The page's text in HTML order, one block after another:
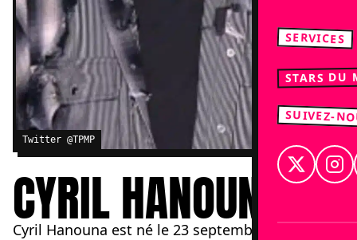
SERVICES
STARS DU
SUIVEZ-
Twitter @TPMP
CYRIL HANOUNA
Cyril Hanouna est né le 23 septembre 1974 à